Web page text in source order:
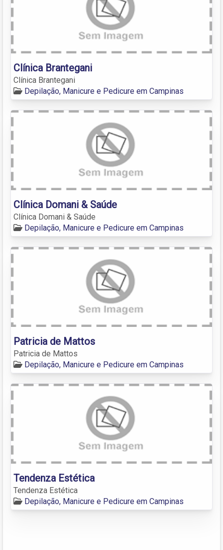
Clínica Brantegani
Clínica Brantegani
Depilação, Manicure e Pedicure em Campinas
Clínica Domani & Saúde
Clínica Domani & Saúde
Depilação, Manicure e Pedicure em Campinas
Patricia de Mattos
Patricia de Mattos
Depilação, Manicure e Pedicure em Campinas
Tendenza Estética
Tendenza Estética
Depilação, Manicure e Pedicure em Campinas